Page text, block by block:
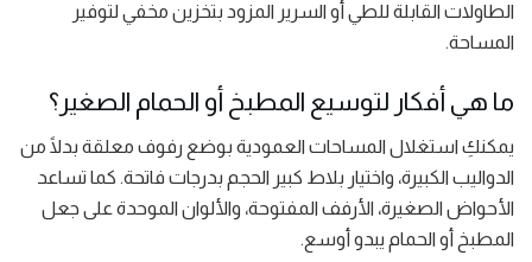
الطاولات القابلة للطي أو السرير المزود بتخزين مخفي لتوفير
المساحة.
ما هي أفكار لتوسيع المطبخ أو الحمام الصغير؟
يمكنكِ استغلال المساحات العمودية بوضع رفوف معلقة بدلًا من
الدواليب الكبيرة، واختيار بلاط كبير الحجم بدرجات فاتحة. كما تساعد
الأحواض الصغيرة، الأرفف المفتوحة، والألوان الموحدة على جعل
المطبخ أو الحمام يبدو أوسع.